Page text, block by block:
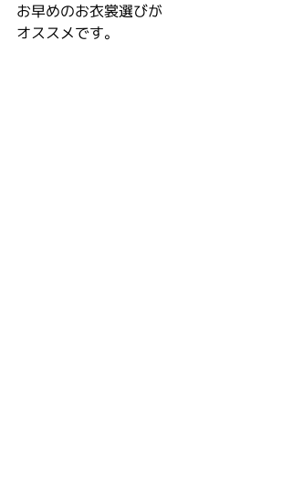
お早めのお衣裳選びが
オススメです。